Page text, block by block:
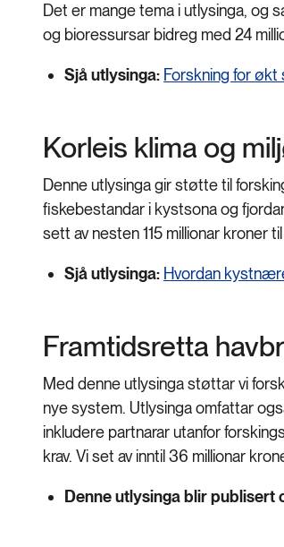
Det er mange tema i utlysinga, og
og bioressursar bidreg med 24
Sjå utlysinga: Forskning for
Korleis klima og
Denne utlysinga gir støtte til
fiskebestandar i kystsona og
sett av nesten 115 millionar kroner
Sjå utlysinga: Hvordan
Framtidsretta
Med denne utlysinga støttar vi
nye system. Utlysinga omfattar
inkludere partnarar utanfor
krav. Vi set av inntil 36 millionar
Denne utlysinga blir publisert